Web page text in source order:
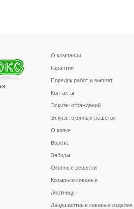
О компании
Гарантии
Порядок работ и выплат
Контакты
Эскизы ограждений
Эскизы оконных решеток
О ковке
Ворота
Заборы
Оконные решетки
Козырьки кованые
Лестницы
Ландшафтные кованые изделия